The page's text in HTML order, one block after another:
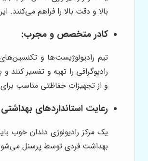
بالا و دقت بالا را فراهم
کادر متخصص و مجرب:
تیم رادیولوژیست‌ها و
رادیوگرافی را تهیه و تفسیر
و از تجهیزات حفاظتی مناسب
رعایت استانداردهای
یک مرکز رادیولوژی دندان خوب
بهداشت فردی توسط پرسنل می‌شود.